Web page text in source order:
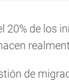
de los
de